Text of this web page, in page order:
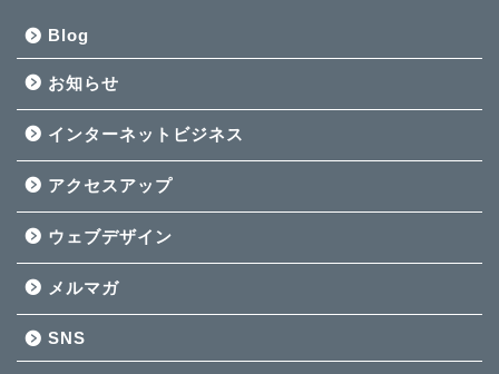
Blog
お知らせ
インターネットビジネス
アクセスアップ
ウェブデザイン
メルマガ
SNS